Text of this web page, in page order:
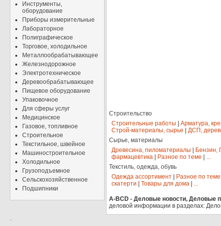
Инструменты,
оборудование
Приборы измерительные
Лабораторное
Полиграфическое
Торговое, холодильное
Металлообрабатывающее
Железнодорожное
Электротехническое
Деревообрабатывающее
Пищевое оборудование
Упаковочное
Для сферы услуг
Медицинское
Газовое, топливное
Строительное
Текстильное, швейное
Машиностроительное
Холодильное
Грузоподъемное
Сельскохозяйственное
Подшипники
Строительство
Строительные работы
Арматура,
Строй-материалы, сырье
ДСП,
Сырье, материалы
Древесина, пиломатериалы
Бензин,
фармацевтика
Разное по теме
...
Текстиль, одежда, обувь
Одежда ассортимент
Разное по теме
скатерти
Товары для дома ...
A-BCD - Деловые новости, Деловые
деловой информации в разделах:
.